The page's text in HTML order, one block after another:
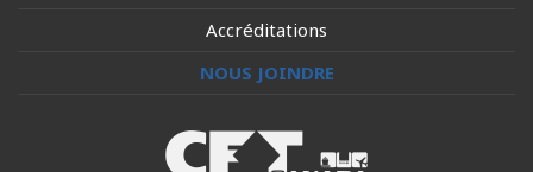
Accréditations
NOUS JOINDRE